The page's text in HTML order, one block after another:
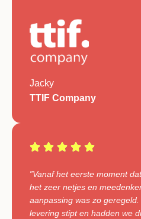
Jacky
TTIF Company
”Vanaf het eerste moment
het zeer netjes en
aanpassing was zo
levering stipt en hadden we